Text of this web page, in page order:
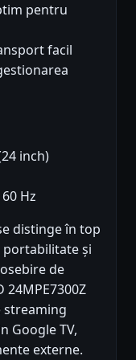
pentru
facil
inch)
Hz
distinge în top
portabilitate și
de
24MPE7300Z
streaming
Google TV,
externe.